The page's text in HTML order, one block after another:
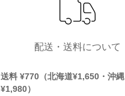
配送・送料について
送料 ¥770（北海道¥1,650・沖縄
¥1,980）